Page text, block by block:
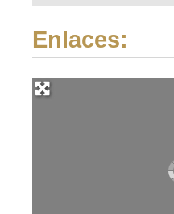
Enlaces: